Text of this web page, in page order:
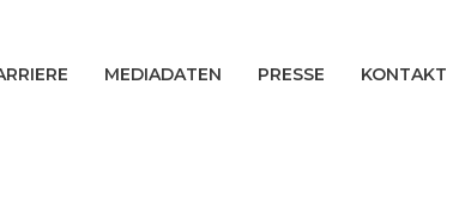
MEDIADATEN PRESSE KONTAKT